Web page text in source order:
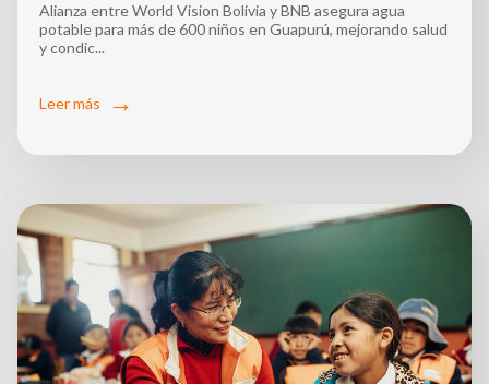
Alianza entre World Vision Bolivia y BNB asegura agua
potable para más de 600 niños en Guapurú, mejorando salud
y condic...
Leer más